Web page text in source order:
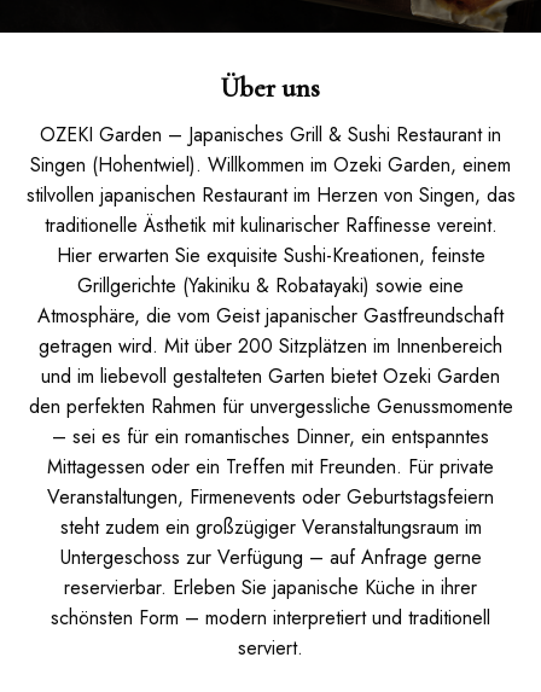
Über uns
OZEKI Garden – Japanisches Grill & Sushi Restaurant in
Singen (Hohentwiel). Willkommen im Ozeki Garden, einem
stilvollen japanischen Restaurant im Herzen von Singen, das
traditionelle Ästhetik mit kulinarischer Raffinesse vereint.
Hier erwarten Sie exquisite Sushi-Kreationen, feinste
Grillgerichte (Yakiniku & Robatayaki) sowie eine
Atmosphäre, die vom Geist japanischer Gastfreundschaft
getragen wird. Mit über 200 Sitzplätzen im Innenbereich
und im liebevoll gestalteten Garten bietet Ozeki Garden
den perfekten Rahmen für unvergessliche Genussmomente
– sei es für ein romantisches Dinner, ein entspanntes
Mittagessen oder ein Treffen mit Freunden. Für private
Veranstaltungen, Firmenevents oder Geburtstagsfeiern
steht zudem ein großzügiger Veranstaltungsraum im
Untergeschoss zur Verfügung – auf Anfrage gerne
reservierbar. Erleben Sie japanische Küche in ihrer
schönsten Form – modern interpretiert und traditionell
serviert.